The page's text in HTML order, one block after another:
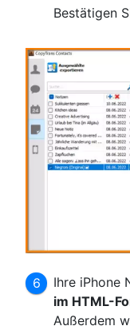
Bestätigen
Ihre iPhone
im HTML-
Außerdem